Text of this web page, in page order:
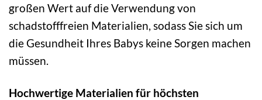
großen Wert auf die Verwendung von
schadstofffreien Materialien, sodass Sie sich um
die Gesundheit Ihres Babys keine Sorgen machen
müssen.
Hochwertige Materialien für höchsten